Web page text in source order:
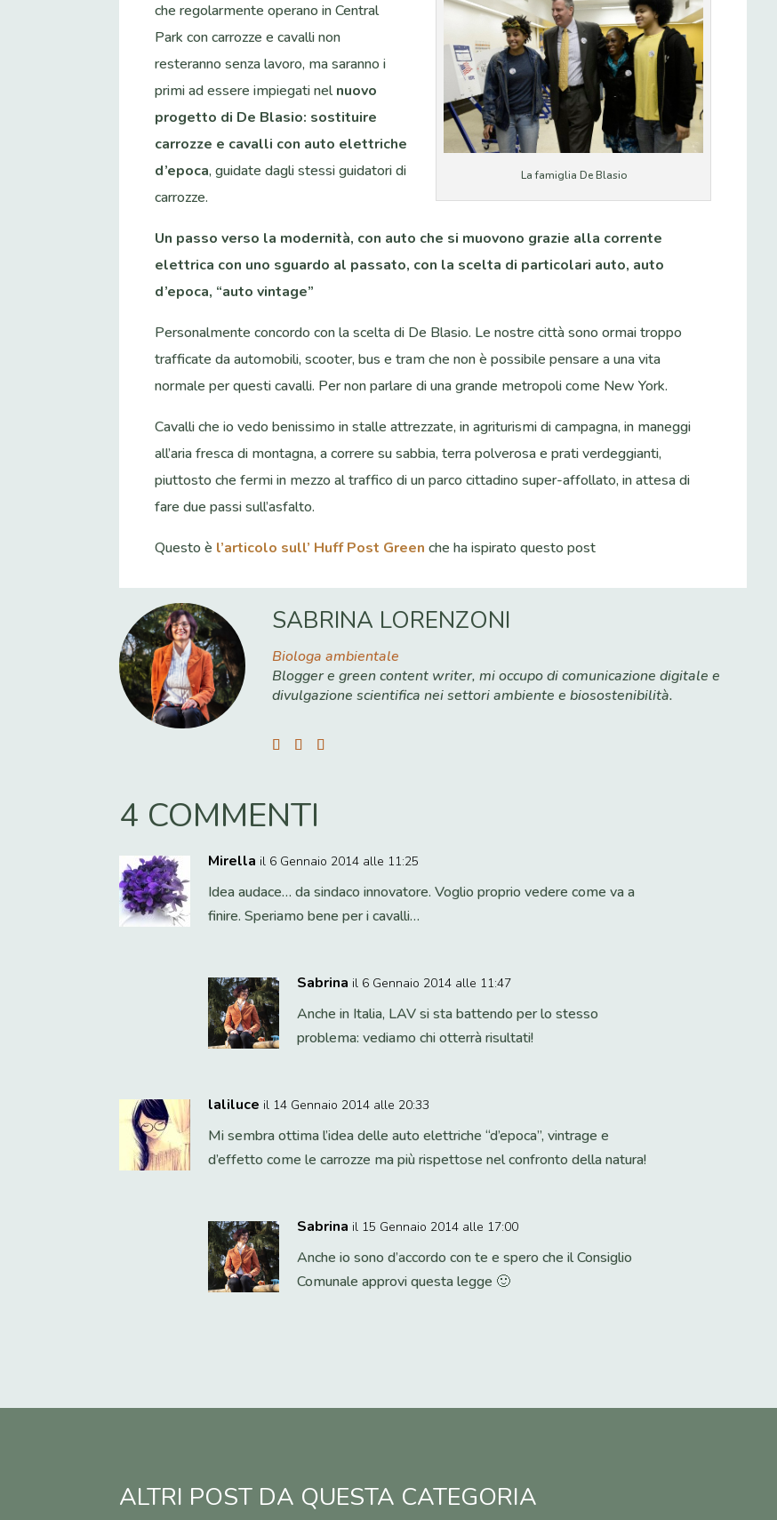
La famiglia De Blasio
che regolarmente operano in Central
Park con carrozze e cavalli non
resteranno senza lavoro, ma saranno i
primi ad essere impiegati nelnuovo
progetto di De Blasio: sostituire
carrozze e cavalli con auto elettriche
d’epoca, guidate dagli stessi guidatori di
carrozze.
Un passo verso la modernità, con auto che si muovono grazie alla corrente
elettrica con uno sguardo al passato, con la scelta di particolari auto, auto
d’epoca, “auto vintage”
Personalmente concordo con la scelta di De Blasio. Le nostre città sono ormai troppo
trafficate da automobili, scooter, bus e tram che non è possibile pensare a una vita
normale per questi cavalli. Per non parlare di una grande metropoli come New York.
Cavalli che io vedo benissimo in stalle attrezzate, in agriturismi di campagna, in maneggi
all’aria fresca di montagna, a correre su sabbia, terra polverosa e prati verdeggianti,
piuttosto che fermi in mezzo al traffico di un parco cittadino super-affollato, in attesa di
fare due passi sull’asfalto.
Questo è l’articolo sull’ Huff Post Green che ha ispirato questo post
SABRINA LORENZONI
Biologa ambientale
Blogger e green content writer, mi occupo di comunicazione digitale e
divulgazione scientifica nei settori ambiente e biosostenibilità.
4 COMMENTI
Mirella il 6 Gennaio 2014 alle 11:25
Idea audace… da sindaco innovatore. Voglio proprio vedere come va a
finire. Speriamo bene per i cavalli…
Sabrina il 6 Gennaio 2014 alle 11:47
Anche in Italia, LAV si sta battendo per lo stesso
problema: vediamo chi otterrà risultati!
laliluce il 14 Gennaio 2014 alle 20:33
Mi sembra ottima l’idea delle auto elettriche “d’epoca”, vintrage e
d’effetto come le carrozze ma più rispettose nel confronto della natura!
Sabrina il 15 Gennaio 2014 alle 17:00
Anche io sono d’accordo con te e spero che il Consiglio
Comunale approvi questa legge 🙂
ALTRI POST DA QUESTA CATEGORIA